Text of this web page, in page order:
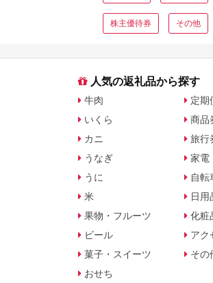
株主優待券 その他
人気の返礼品から探す
牛肉
いくら
カニ
うなぎ
うに
米
果物・フルーツ
ビール
菓子・スイーツ
おせち
定期
商品
旅行
家電
自転
日用
化粧
アク
その